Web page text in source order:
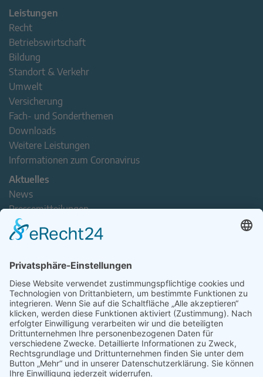
Leistungen
Recht
Betriebswirtschaft
Bildung
Standort & Verkehr
Umwelt
Versicherung
Fach- und Sonderthemen
Downloads
Weitere Leistungen
Informationen zum Coronavirus
Aktuelles
News
Pressemitteilungen
Newsletter
Handel(n) im Norden – Mitgliederjournal
Verband erleben
Der Tag des Norddeutschen Handels
Jetzt Mitarbeitende nominieren – Personal Award 2026
handel2go – Podcast mit Kuhlage und Gästen
Veranstaltungen
Intern
Mitgliederbereich